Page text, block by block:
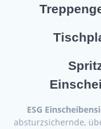
ESG
absturzsichernde,